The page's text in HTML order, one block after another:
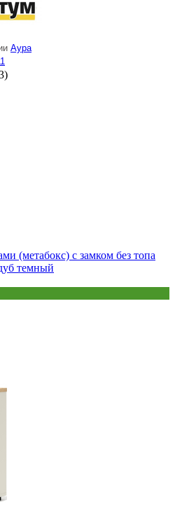
Аура
(метабокс) с замком без топа
темный